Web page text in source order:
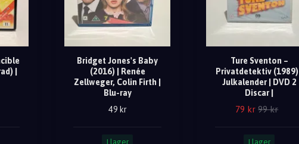
|
Bridget Jones's Baby
(2016) | Renée
Zellweger, Colin Firth |
Blu-ray
49 kr
I lager
Ture Sventon –
Privatdetektiv (1989) |
Julkalender | DVD 2
Discar |
79 kr 99 kr
I lager